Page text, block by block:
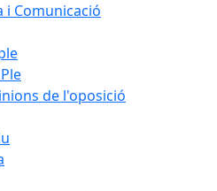
i Comunicació
de l'oposició